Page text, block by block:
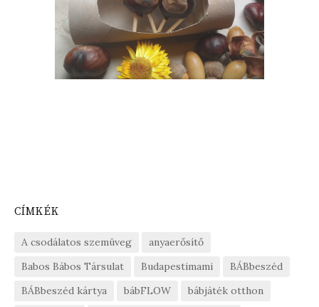
CÍMKÉK
A csodálatos szemüveg
anyaerősítő
Babos Bábos Társulat
Budapestimami
BÁBbeszéd
BÁBbeszéd kártya
bábFLOW
bábjáték otthon